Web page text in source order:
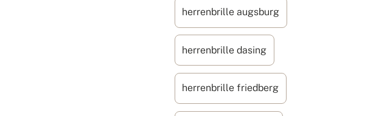
herrenbrille augsburg
herrenbrille dasing
herrenbrille friedberg